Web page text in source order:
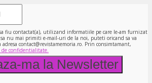
fiu contactat(a), utilizand informatiile pe care le-am furnizat
sa nu mai primiti e-mail-uri de la noi, puteti oricand sa va
contact@revistamemoria.ro. Prin consimtamant,
de confidentialitate.